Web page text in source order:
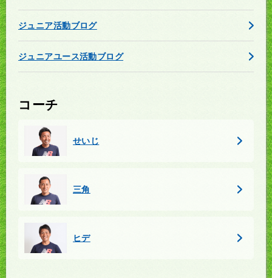
ジュニア活動ブログ
ジュニアユース活動ブログ
コーチ
せいじ
三角
ヒデ